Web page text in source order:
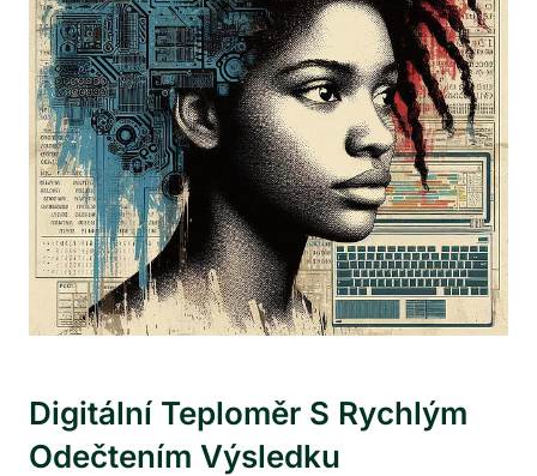
Digitální Teploměr S Rychlým
Odečtením Výsledku